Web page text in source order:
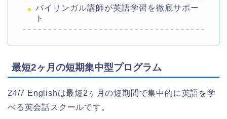
バイリンガル講師が英語学習を徹底サポー
ト
最短2ヶ月の短期集中型プログラム
24/7 Englishは最短2ヶ月の短期間で集中的に英語を学
べる英会話スクールです。